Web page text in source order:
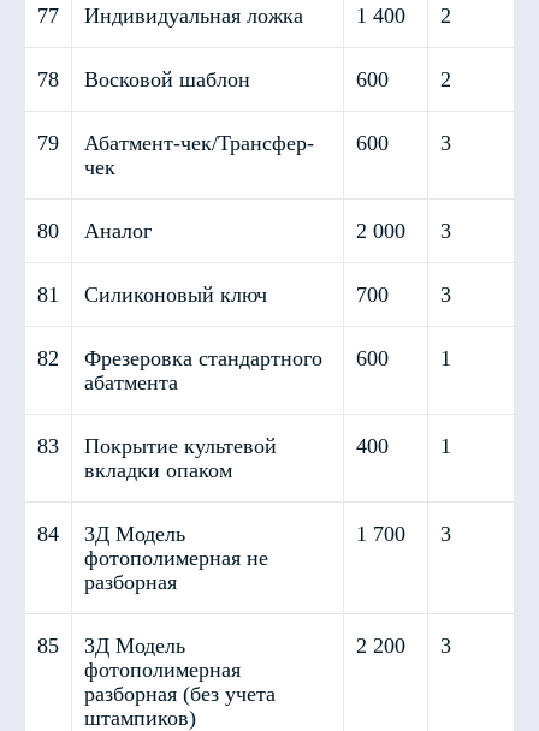
77 Индивидуальная ложка 1 400 2
78 Восковой шаблон 600 2
79
Абатмент-чек/Трансфер-
чек
600 3
80 Аналог 2 000 3
81 Силиконовый ключ 700 3
82
Фрезеровка стандартного
абатмента
600 1
83
Покрытие культевой
вкладки опаком
400 1
84
3Д Модель
фотополимерная не
разборная
1 700 3
85
3Д Модель
фотополимерная
разборная (без учета
штампиков)
2 200 3
Офис и производство
с 9 до
14
ПН-
Режим работы